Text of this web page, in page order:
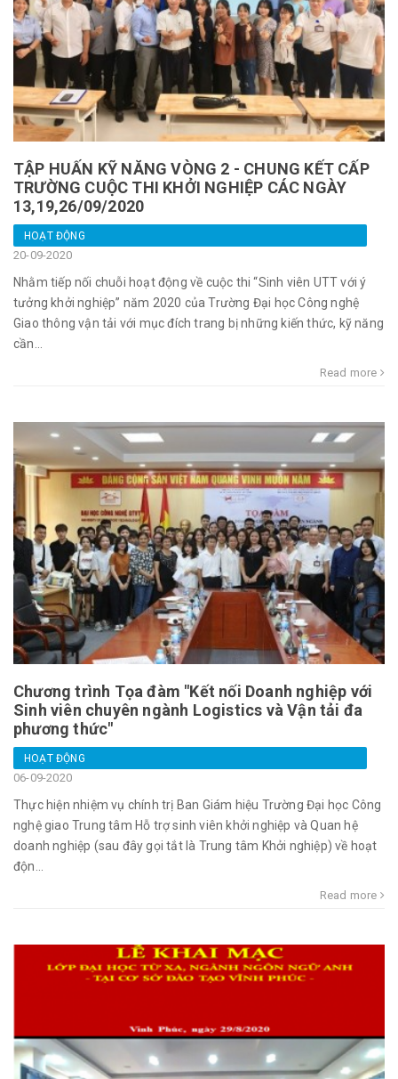
TẬP HUẤN KỸ NĂNG VÒNG 2 - CHUNG KẾT CẤP
TRƯỜNG CUỘC THI KHỞI NGHIỆP CÁC NGÀY
13,19,26/09/2020
HOẠT ĐỘNG
20-09-2020
Nhằm tiếp nối chuỗi hoạt động về cuộc thi “Sinh viên UTT với ý
tưởng khởi nghiệp” năm 2020 của Trường Đại học Công nghệ
Giao thông vận tải với mục đích trang bị những kiến thức, kỹ năng
cần...
Read more
Chương trình Tọa đàm "Kết nối Doanh nghiệp với
Sinh viên chuyên ngành Logistics và Vận tải đa
phương thức"
HOẠT ĐỘNG
06-09-2020
Thực hiện nhiệm vụ chính trị Ban Giám hiệu Trường Đại học Công
nghệ giao Trung tâm Hỗ trợ sinh viên khởi nghiệp và Quan hệ
doanh nghiệp (sau đây gọi tắt là Trung tâm Khởi nghiệp) về hoạt
độn...
Read more